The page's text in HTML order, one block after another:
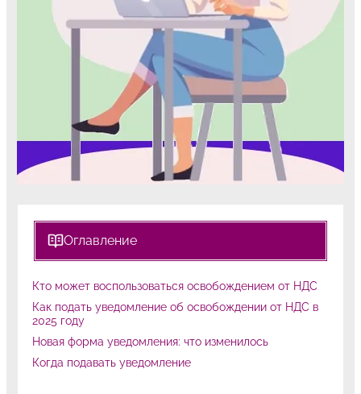
Оглавление
Кто может воспользоваться освобождением от НДС
Как подать уведомление об освобождении от НДС в
2025 году
Новая форма уведомления: что изменилось
Когда подавать уведомление